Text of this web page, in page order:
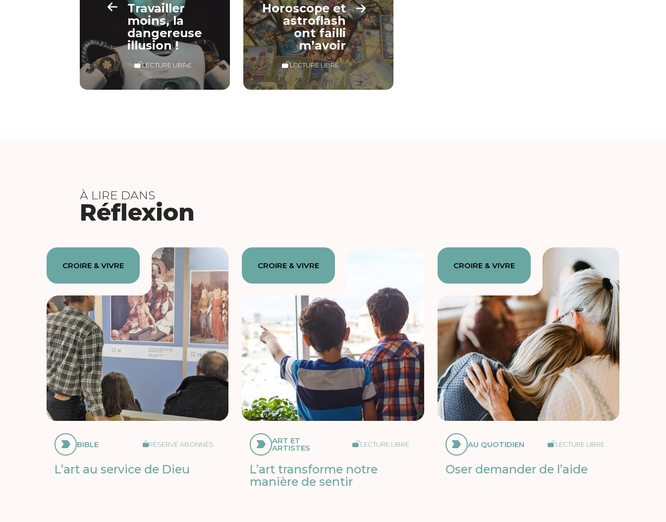
Travailler
moins, la
dangereuse
illusion !
LECTURE LIBRE
Horoscope et
astroflash
ont failli
m’avoir
LECTURE LIBRE
À LIRE DANS
Réflexion
CROIRE & VIVRE
BIBLE RÉSERVÉ ABONNÉS
L’art au service de Dieu
CROIRE & VIVRE
ART ET
ARTISTES LECTURE LIBRE
L’art transforme notre
manière de sentir
CROIRE & VIVRE
AU QUOTIDIEN LECTURE LIBRE
Oser demander de l’aide